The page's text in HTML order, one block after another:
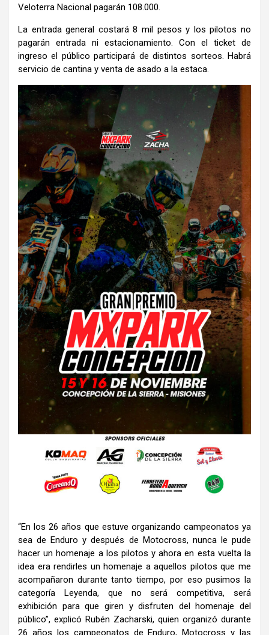
Veloterra Nacional pagarán 108.000.
La entrada general costará 8 mil pesos y los pilotos no
pagarán entrada ni estacionamiento. Con el ticket de
ingreso el público participará de distintos sorteos. Habrá
servicio de cantina y venta de asado a la estaca.
“En los 26 años que estuve organizando campeonatos ya
sea de Enduro y después de Motocross, nunca le pude
hacer un homenaje a los pilotos y ahora en esta vuelta la
idea era rendirles un homenaje a aquellos pilotos que me
acompañaron durante tanto tiempo, por eso pusimos la
categoría Leyenda, que no será competitiva, será
exhibición para que giren y disfruten del homenaje del
público”, explicó Rubén Zacharski, quien organizó durante
26 años los campeonatos de Enduro, Motocross y las